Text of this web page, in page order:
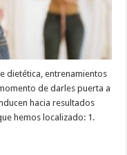
dietética, entrenamientos
de darles puerta a
hacia resultados
hemos localizado: 1.